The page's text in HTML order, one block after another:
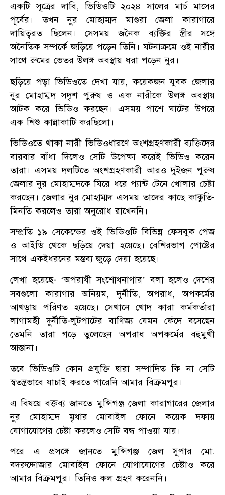
একটি সূত্রের দাবি, ভিডিওটি ২০২৪ সালের মার্চ মাসের
পূর্বের। তখন নুর মোহাম্মদ মাগুরা জেলা কারাগারে
দায়িত্বরত ছিলেন। সেসময় জনৈক ব্যক্তির স্ত্রীর সঙ্গে
অনৈতিক সম্পর্কে জড়িয়ে পড়েন তিনি। ঘটনাক্রমে ওই নারীর
সাথে রুমের ভেতর উলঙ্গ অবস্থায় ধরা পড়েন নুর।
ছড়িয়ে পড়া ভিডিওতে দেখা যায়, কয়েকজন যুবক জেলার
নুর মোহাম্মদ সদৃশ পুরুষ ও এক নারীকে উলঙ্গ অবস্থায়
আটক করে ভিডিও করছেন। এসময় পাশে ঘাটের উপরে
এক শিশু কান্নাকাটি করছিলো।
ভিডিওতে থাকা নারী ভিডিওধারণে অংশগ্রহণকারী ব্যক্তিদের
বারবার বাঁধা দিলেও সেটি উপেক্ষা করেই ভিডিও করেন
তারা। এসময় দলটিতে অংশগ্রহণকারী আরও দুইজন পুরুষ
জেলার নুর মোহাম্মদকে ঘিরে ধরে প্যান্ট টেনে খোলার চেষ্টা
করছেন। জেলার নুর মোহাম্মদ এসময় তাদের কাছে কাকুতি-
মিনতি করলেও তারা অনুরোধ রাখেননি।
সম্প্রতি ১৯ সেকেন্ডের ওই ভিডিওটি বিভিন্ন ফেসবুক পেজ
ও আইডি থেকে ছড়িয়ে দেয়া হয়েছে। বেশিরভাগ পোষ্টের
সাথে একইধরনের মন্তব্য জুড়ে দেয়া হয়েছে।
লেখা হয়েছে- ‘অপরাধী সংশোধনাগার’ বলা হলেও দেশের
সবগুলো কারাগার অনিয়ম, দুর্নীতি, অপরাধ, অপকর্মের
আখড়ায় পরিণত হয়েছে। সেখানে খোদ কারা কর্মকর্তারা
লাগামহী দুর্নীতি-লুটপাটের বাণিজ্য যেমন ফেঁদে বসেছেন
তেমনি তারা গড়ে তুলেছেন অপরাধ অপকর্মের বহুমুখী
আস্তানা।
তবে ভিডিওটি কোন প্রযুক্তি দ্বারা সম্পাদিত কি না সেটি
স্বতন্ত্রভাবে যাচাই করতে পারেনি আমার বিক্রমপুর।
এ বিষয়ে বক্তব্য জানতে মুন্সিগঞ্জ জেলা কারাগারের জেলার
নুর মোহাম্মদ মৃধার মোবাইল ফোনে কয়েক দফায়
যোগাযোগের চেষ্টা করলেও সেটি বন্ধ পাওয়া যায়।
পরে এ প্রসঙ্গে জানতে মুন্সিগঞ্জ জেল সুপার মো.
বদরুদ্দোজার মোবাইল ফোনে যোগাযোগের চেষ্টাও করে
আমার বিক্রমপুর। তিনিও কল গ্রহণ করেননি।